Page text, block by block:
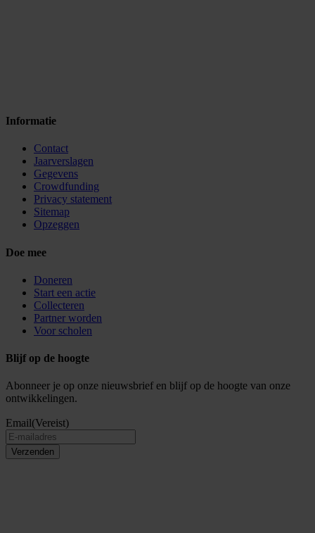
Informatie
Contact
Jaarverslagen
Gegevens
Crowdfunding
Privacy statement
Sitemap
Opzeggen
Doe mee
Doneren
Start een actie
Collecteren
Partner worden
Voor scholen
Blijf op de hoogte
Abonneer je op onze nieuwsbrief en blijf op de hoogte van onze
ontwikkelingen.
Email(Vereist)
Verzenden